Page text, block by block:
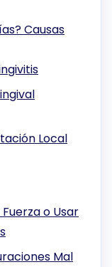
Causas
Local
o Usar
Mal